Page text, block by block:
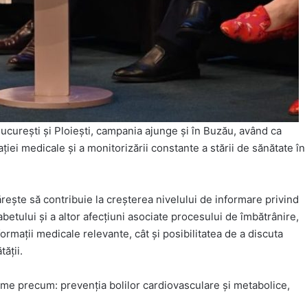
și Ploiești, campania ajunge și în Buzău, având ca
medicale și a monitorizării constante a stării de sănătate în
să contribuie la creșterea nivelului de informare privind
și a altor afecțiuni asociate procesului de îmbătrânire,
medicale relevante, cât și posibilitatea de a discuta
precum: prevenția bolilor cardiovasculare și metabolice,